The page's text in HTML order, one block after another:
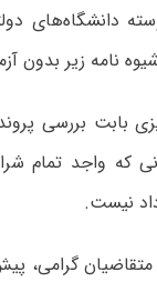
نامه زیر بدون
بابت بررسی
که واجد تمام
نیست.
گرامی،